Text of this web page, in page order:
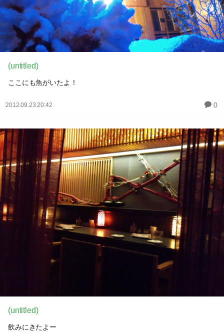
(untitled)
ここにも魚がいたよ！
2012.09.23 20:42 0
(untitled)
飲みにきたよー